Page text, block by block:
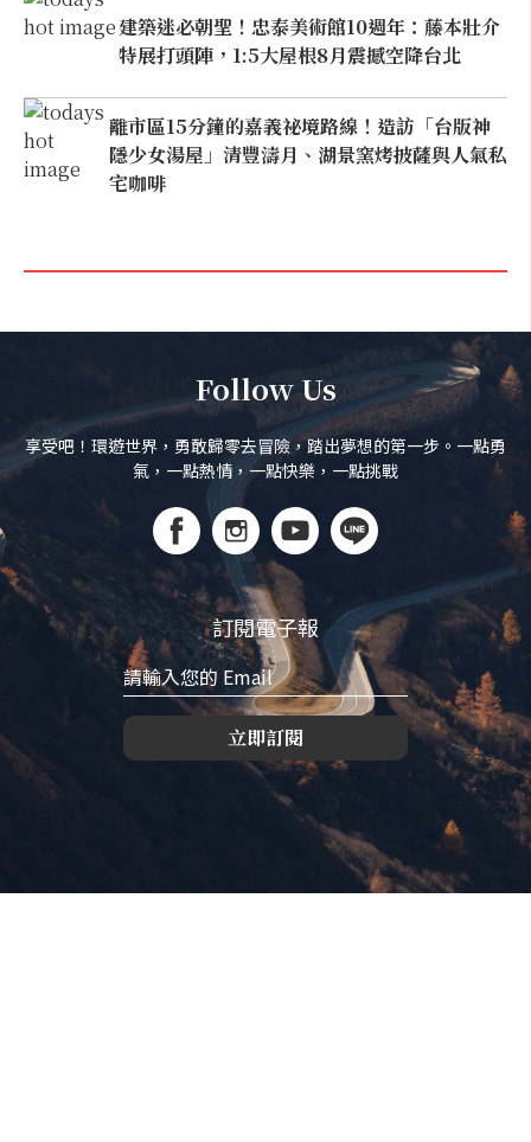
建築迷必朝聖！忠泰美術館10週年：藤本壯介
特展打頭陣，1:5大屋根8月震撼空降台北
離市區15分鐘的嘉義祕境路線！造訪「台版神
隱少女湯屋」清豐濤月、湖景窯烤披薩與人氣私
宅咖啡
Follow Us
享受吧！環遊世界，勇敢歸零去冒險，踏出夢想的第一步。一點勇
氣，一點熱情，一點快樂，一點挑戰
訂閱電子報
立即訂閱